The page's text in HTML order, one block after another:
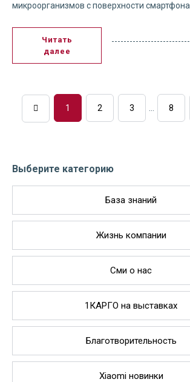
микроорганизмов с поверхности смартфона.
Читать
далее
1 2 3 8
Выберите категорию
База знаний
Жизнь компании
Сми о нас
1КАРГО на выставках
Благотворительность
Xiaomi новинки